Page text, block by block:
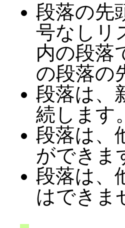
段落の先
号なしリ
内の段落
の段落の
段落は、
続します。
段落は、
ができま
段落は、
はできま